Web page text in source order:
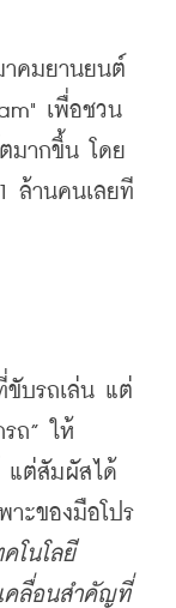
คมยานยนต์
เพื่อชวน
มากขึ้น โดย
ล้านคนเลยที
บรถเล่น แต่
ถ” ให้
แต่สัมผัสได้
าะของมือโปร
โนโลยี
คลื่อนสำคัญที่